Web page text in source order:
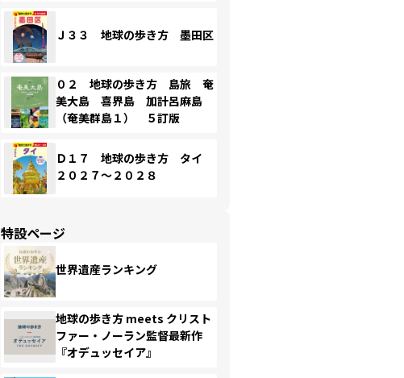
Ｊ３３ 地球の歩き方 墨田区
０２ 地球の歩き方 島旅 奄
美大島 喜界島 加計呂麻島
（奄美群島１） ５訂版
Ｄ１７ 地球の歩き方 タイ
２０２７～２０２８
特設ページ
世界遺産ランキング
地球の歩き方 meets クリスト
ファー・ノーラン監督最新作
『オデュッセイア』